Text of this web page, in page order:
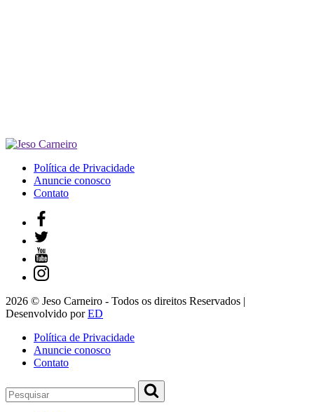
Política de Privacidade
Anuncie conosco
Contato
2026 © Jeso Carneiro - Todos os direitos Reservados |
Desenvolvido porED
Política de Privacidade
Anuncie conosco
Contato